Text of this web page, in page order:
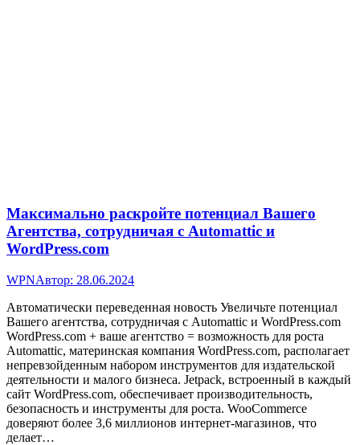
Максимально раскройте потенциал Вашего
Агентства, сотрудничая с Automattic и
WordPress.com
WPNАвтор: 28.06.2024
Автоматически переведенная новость Увеличьте потенциал
Вашего агентства, сотрудничая с Automattic и WordPress.com
WordPress.com + ваше агентство = возможность для роста
Automattic, материнская компания WordPress.com, располагает
непревзойденным набором инструментов для издательской
деятельности и малого бизнеса. Jetpack, встроенный в каждый
сайт WordPress.com, обеспечивает производительность,
безопасность и инструменты для роста. WooCommerce
доверяют более 3,6 миллионов интернет-магазинов, что
делает…